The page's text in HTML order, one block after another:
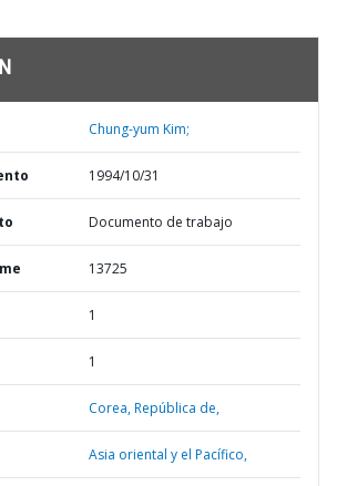
Chung-yum Kim;
1994/10/31
Documento de trabajo
13725
1
1
Corea,República de,
Asia oriental y el Pacífico,